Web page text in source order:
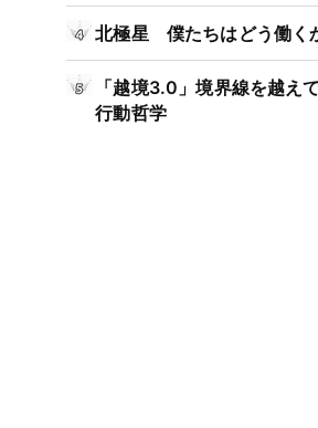
北極星 僕たちはどう働く
「越境3.0」境界線を越え
行動哲学